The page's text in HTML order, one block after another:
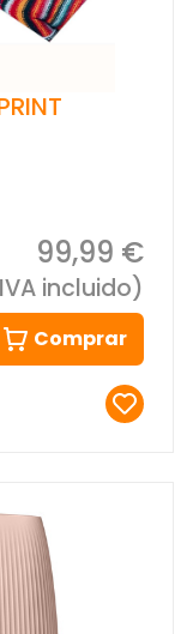
99,99 €
incluido)
Comprar